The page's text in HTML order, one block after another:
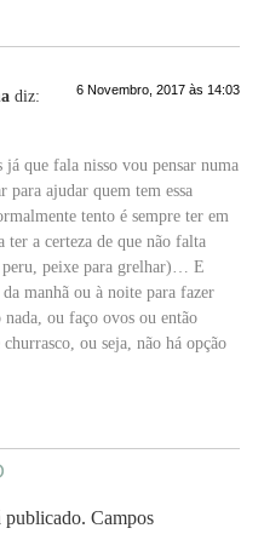
diz: 6 Novembro, 2017 às 14:03
que fala nisso vou pensar numa
ajudar quem tem essa
tento é sempre ter em
ter a certeza de que não falta
peru, peixe para grelhar)… E
manhã ou à noite para fazer
ou faço ovos ou então
ou seja, não há opção
publicado. Campos